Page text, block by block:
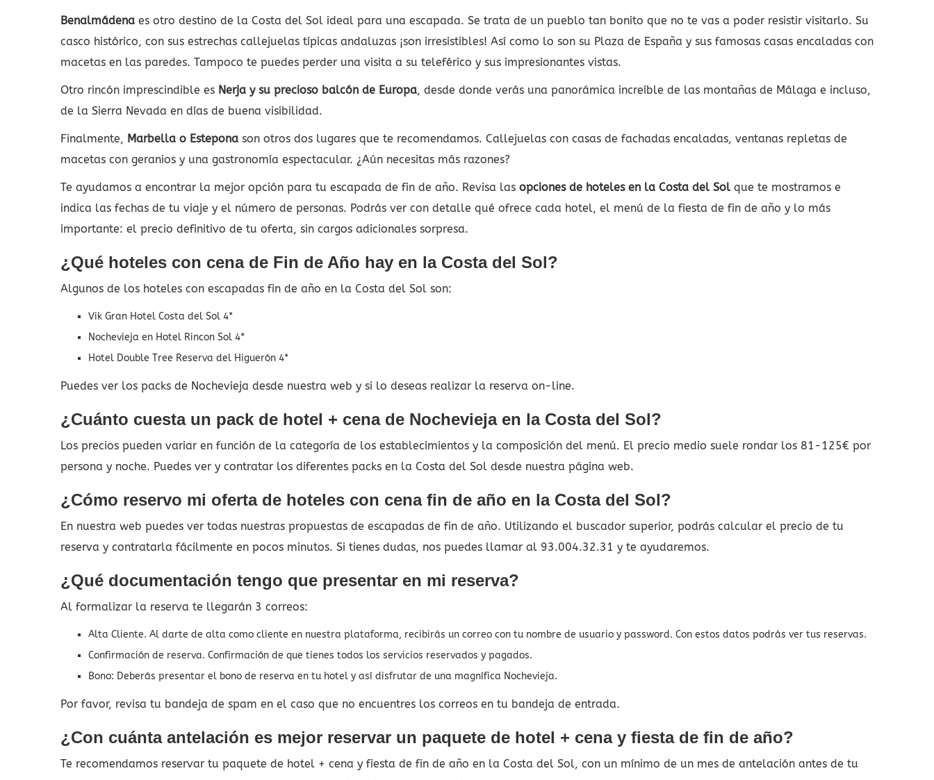
Benalmádena es otro destino de la Costa del Sol ideal para una escapada. Se trata de un pueblo tan bonito que no te vas a poder resistir visitarlo. Su
casco histórico, con sus estrechas callejuelas típicas andaluzas ¡son irresistibles! Así como lo son su Plaza de España y sus famosas casas encaladas con
macetas en las paredes. Tampoco te puedes perder una visita a su teleférico y sus impresionantes vistas.
Otro rincón imprescindible es Nerja y su precioso balcón de Europa, desde donde verás una panorámica increíble de las montañas de Málaga e incluso,
de la Sierra Nevada en días de buena visibilidad.
Finalmente, Marbella o Estepona son otros dos lugares que te recomendamos. Callejuelas con casas de fachadas encaladas, ventanas repletas de
macetas con geranios y una gastronomía espectacular. ¿Aún necesitas más razones?
Te ayudamos a encontrar la mejor opción para tu escapada de fin de año. Revisa las opciones de hoteles en la Costa del Sol que te mostramos e
indica las fechas de tu viaje y el número de personas. Podrás ver con detalle qué ofrece cada hotel, el menú de la fiesta de fin de año y lo más
importante: el precio definitivo de tu oferta, sin cargos adicionales sorpresa.
¿Qué hoteles con cena de Fin de Año hay en la Costa del Sol?
Algunos de los hoteles con escapadas fin de año en la Costa del Sol son:
Vik Gran Hotel Costa del Sol 4*
Nochevieja en Hotel Rincon Sol 4*
Hotel Double Tree Reserva del Higuerón 4*
Puedes ver los packs de Nochevieja desde nuestra web y si lo deseas realizar la reserva on-line.
¿Cuánto cuesta un pack de hotel + cena de Nochevieja en la Costa del Sol?
Los precios pueden variar en función de la categoría de los establecimientos y la composición del menú. El precio medio suele rondar los 81-125€ por
persona y noche. Puedes ver y contratar los diferentes packs en la Costa del Sol desde nuestra página web.
¿Cómo reservo mi oferta de hoteles con cena fin de año en la Costa del Sol?
En nuestra web puedes ver todas nuestras propuestas de escapadas de fin de año. Utilizando el buscador superior, podrás calcular el precio de tu
reserva y contratarla fácilmente en pocos minutos. Si tienes dudas, nos puedes llamar al 93.004.32.31 y te ayudaremos.
¿Qué documentación tengo que presentar en mi reserva?
Al formalizar la reserva te llegarán 3 correos:
Alta Cliente. Al darte de alta como cliente en nuestra plataforma, recibirás un correo con tu nombre de usuario y password. Con estos datos podrás ver tus reservas.
Confirmación de reserva. Confirmación de que tienes todos los servicios reservados y pagados.
Bono: Deberás presentar el bono de reserva en tu hotel y así disfrutar de una magnífica Nochevieja.
Por favor, revisa tu bandeja de spam en el caso que no encuentres los correos en tu bandeja de entrada.
¿Con cuánta antelación es mejor reservar un paquete de hotel + cena y fiesta de fin de año?
Te recomendamos reservar tu paquete de hotel + cena y fiesta de fin de año en la Costa del Sol, con un mínimo de un mes de antelación antes de tu